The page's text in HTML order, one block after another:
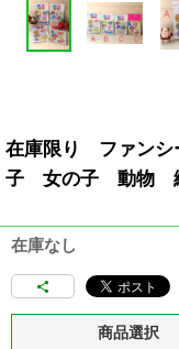
在庫限り ファン
子 女の子 動物
在庫なし
商品選択